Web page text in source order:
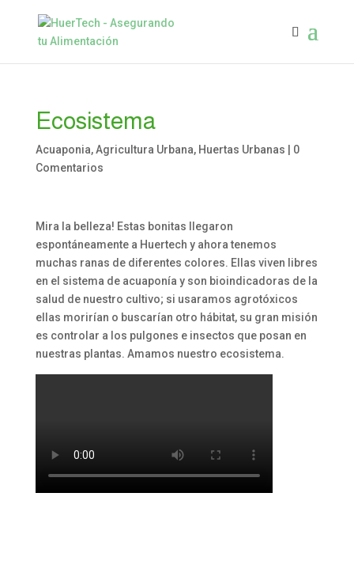
Ecosistema
Acuaponia,Agricultura Urbana, Huertas Urbanas
0
Comentarios
Mira la belleza! Estas bonitas llegaron
espontáneamente a Huertech y ahora tenemos
muchas ranas de diferentes colores. Ellas viven libres
en el sistema de acuaponía y son bioindicadoras de la
salud de nuestro cultivo; si usaramos agrotóxicos
ellas morirían o buscarían otro hábitat, su gran misión
es controlar a los pulgones e insectos que posan en
nuestras plantas. Amamos nuestro ecosistema.